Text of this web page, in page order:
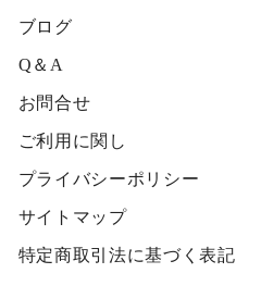
ブログ
Q＆A
お問合せ
ご利用に関し
プライバシーポリシー
サイトマップ
特定商取引法に基づく表記